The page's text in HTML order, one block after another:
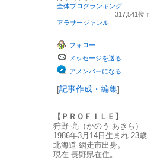
全体ブログランキング
317,541位 ↑
アラサージャンル
フォロー
メッセージを送る
アメンバーになる
[記事作成・編集]
【ＰＲＯＦＩＬＥ】
狩野 亮（かのう あきら）
1986年3月14日生まれ 23歳
北海道 網走市出身。
現在 長野県在住。